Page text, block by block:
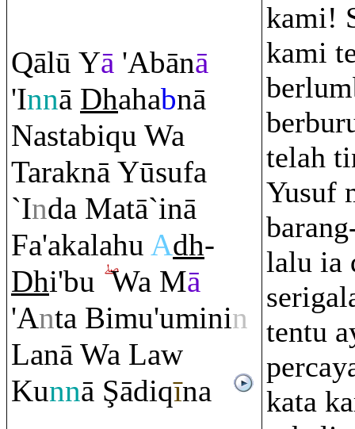
Qālū Yā 'Abānā
'Innā Dhahabnā
Nastabiqu Wa
Taraknā Yūsufa
`Inda Matā`inā
Fa'akalahu Adh-
Dhi'bu Wa Mā
'Anta Bimu'uminin
Lanā Wa Law
Kunnā Şādiqīna
kami!
kami
telah
Yusuf
lalu ia
tentu
kata